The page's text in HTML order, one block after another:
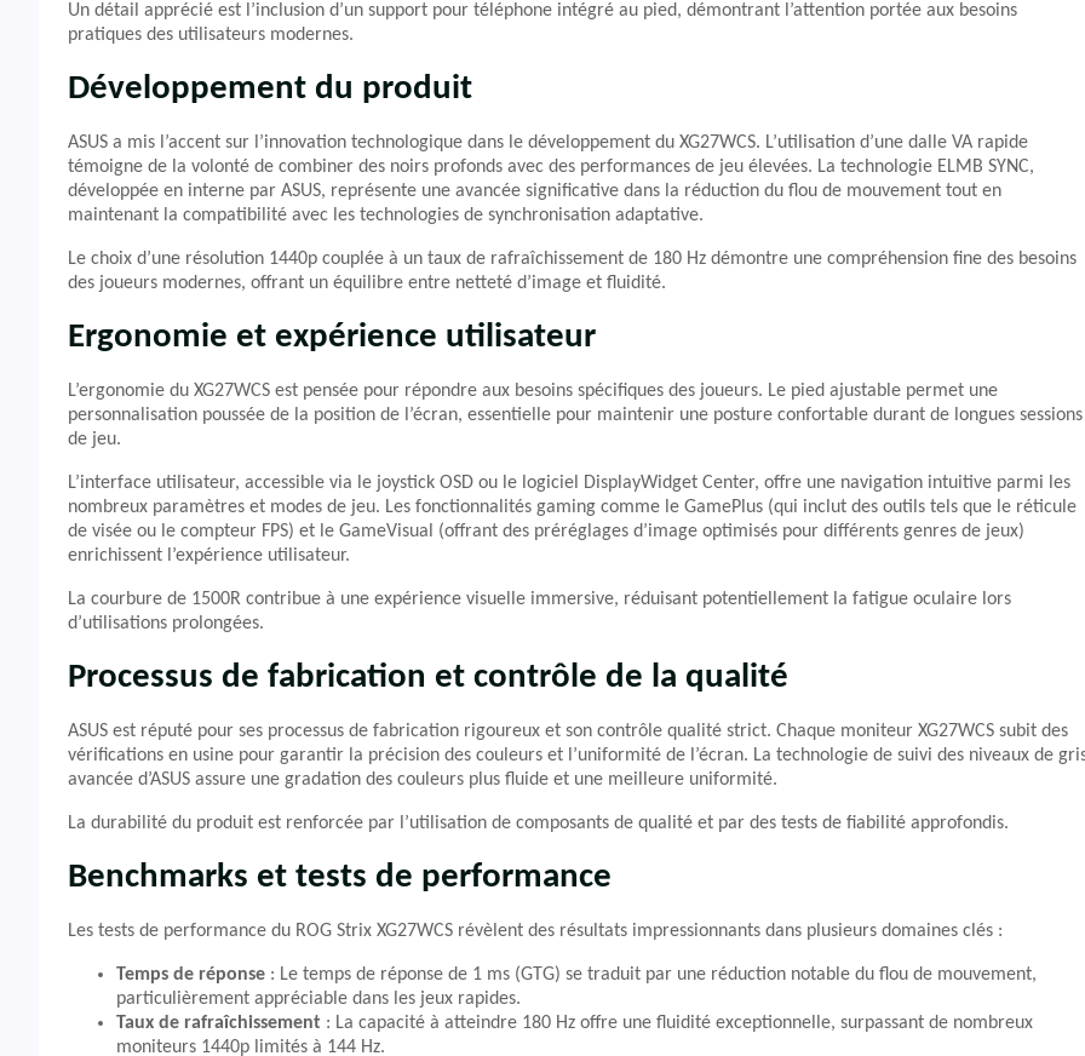
Un détail apprécié est l’inclusion d’un support pour téléphone intégré au pied, démontrant l’attention portée aux besoins
pratiques des utilisateurs modernes.
Développement du produit
ASUS a mis l’accent sur l’innovation technologique dans le développement du XG27WCS. L’utilisation d’une dalle VA rapide
témoigne de la volonté de combiner des noirs profonds avec des performances de jeu élevées. La technologie ELMB SYNC,
développée en interne par ASUS, représente une avancée significative dans la réduction du flou de mouvement tout en
maintenant la compatibilité avec les technologies de synchronisation adaptative.
Le choix d’une résolution 1440p couplée à un taux de rafraîchissement de 180 Hz démontre une compréhension fine des besoins
des joueurs modernes, offrant un équilibre entre netteté d’image et fluidité.
Ergonomie et expérience utilisateur
L’ergonomie du XG27WCS est pensée pour répondre aux besoins spécifiques des joueurs. Le pied ajustable permet une
personnalisation poussée de la position de l’écran, essentielle pour maintenir une posture confortable durant de longues sessions
de jeu.
L’interface utilisateur, accessible via le joystick OSD ou le logiciel DisplayWidget Center, offre une navigation intuitive parmi les
nombreux paramètres et modes de jeu. Les fonctionnalités gaming comme le GamePlus (qui inclut des outils tels que le réticule
de visée ou le compteur FPS) et le GameVisual (offrant des préréglages d’image optimisés pour différents genres de jeux)
enrichissent l’expérience utilisateur.
La courbure de 1500R contribue à une expérience visuelle immersive, réduisant potentiellement la fatigue oculaire lors
d’utilisations prolongées.
Processus de fabrication et contrôle de la qualité
ASUS est réputé pour ses processus de fabrication rigoureux et son contrôle qualité strict. Chaque moniteur XG27WCS subit des
vérifications en usine pour garantir la précision des couleurs et l’uniformité de l’écran. La technologie de suivi des niveaux de
avancée d’ASUS assure une gradation des couleurs plus fluide et une meilleure uniformité.
La durabilité du produit est renforcée par l’utilisation de composants de qualité et par des tests de fiabilité approfondis.
Benchmarks et tests de performance
Les tests de performance du ROG Strix XG27WCS révèlent des résultats impressionnants dans plusieurs domaines clés :
Temps de réponse : Le temps de réponse de 1 ms (GTG) se traduit par une réduction notable du flou de mouvement,
particulièrement appréciable dans les jeux rapides.
Taux de rafraîchissement : La capacité à atteindre 180 Hz offre une fluidité exceptionnelle, surpassant de nombreux
moniteurs 1440p limités à 144 Hz.